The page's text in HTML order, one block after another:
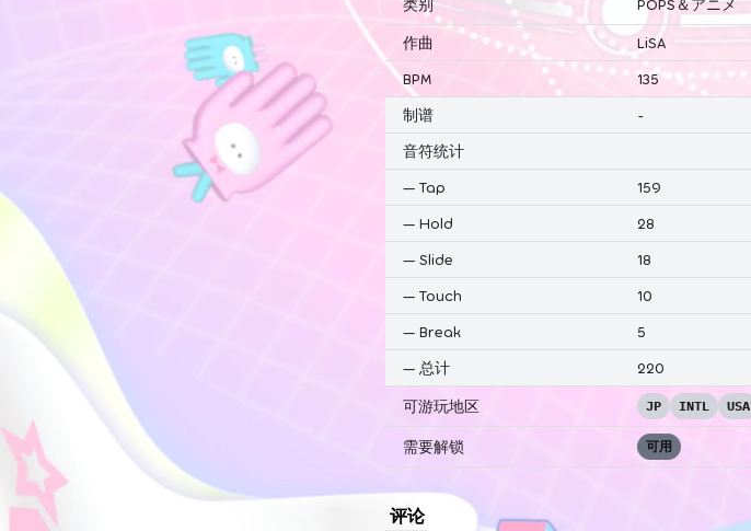
作曲
LiSA
BPM
135
制谱
-
音符统计
— Tap
159
— Hold
28
— Slide
18
— Touch
10
— Break
5
— 总计 220
可游玩地区 JP INTL USA
需要解锁 可用
评论